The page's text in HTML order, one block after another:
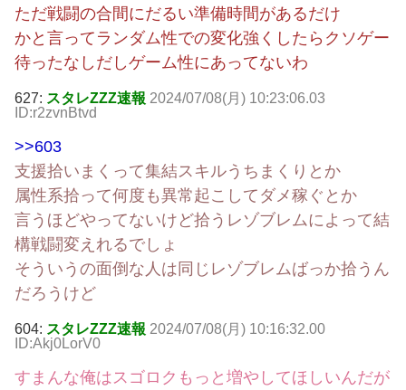
ただ戦闘の合間にだるい準備時間があるだけ
かと言ってランダム性での変化強くしたらクソゲー
待ったなしだしゲーム性にあってないわ
627: スタレZZZ速報 2024/07/08(月) 10:23:06.03
ID:r2zvnBtvd
>>603
支援拾いまくって集結スキルうちまくりとか
属性系拾って何度も異常起こしてダメ稼ぐとか
言うほどやってないけど拾うレゾブレムによって結
構戦闘変えれるでしょ
そういうの面倒な人は同じレゾブレムばっか拾うん
だろうけど
604: スタレZZZ速報 2024/07/08(月) 10:16:32.00
ID:Akj0LorV0
すまんな俺はスゴロクもっと増やしてほしいんだが